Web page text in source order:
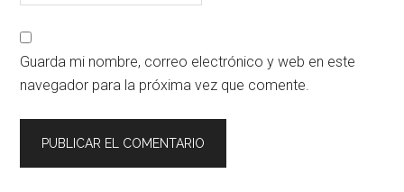
Guarda mi nombre, correo electrónico y web en este
navegador para la próxima vez que comente.